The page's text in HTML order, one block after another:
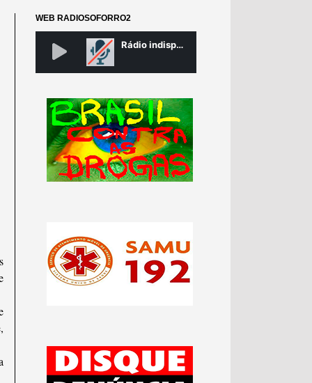
WEB RADIOSOFORRO2